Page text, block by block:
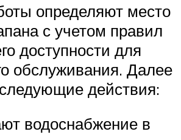
определяют место
с учетом правил
доступности для
обслуживания. Далее
действия:
водоснабжение в